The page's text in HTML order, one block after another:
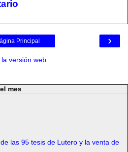
›
Principal
la versión web
mes
las 95 tesis de Lutero y la venta de